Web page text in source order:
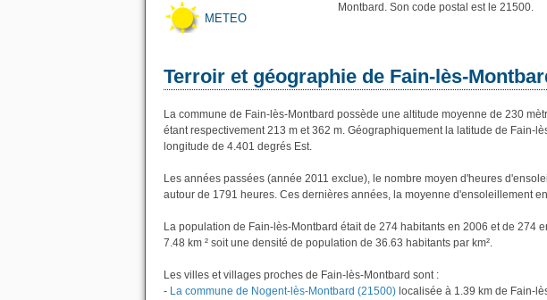
METEO
Montbard. Son code postal est le 21500.
Terroir et géographie de Fain-lès-
La commune de Fain-lès-Montbard possède une altitude moyenne de 230
étant respectivement 213 m et 362 m. Géographiquement la latitude de Fain-
longitude de 4.401 degrés Est.
Les années passées (année 2011 exclue), le nombre moyen d'heures
autour de 1791 heures. Ces dernières années, la moyenne d'ensoleillement
La population de Fain-lès-Montbard était de 274 habitants en 2006 et de 274
7.48 km ² soit une densité de population de 36.63 habitants par km².
Les villes et villages proches de Fain-lès-Montbard sont :
- La commune de Nogent-lès-Montbard (21500) localisée à 1.39 km de Fain-